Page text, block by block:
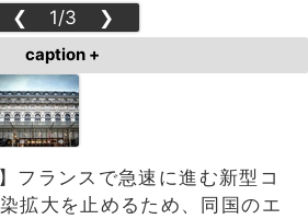
❮ 1/3 ❯
caption +
フランスで急速に進む新型コ
拡大を止めるため、同国のエ